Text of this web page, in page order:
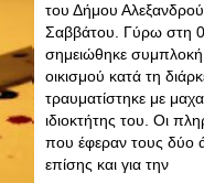
του Δήμου
Σαββάτου. Γύρω στη
σημειώθηκε
οικισμού κατά τη
τραυματίστηκε με
ιδιοκτήτης του. Οι
που έφεραν τους δύο
επίσης και για την